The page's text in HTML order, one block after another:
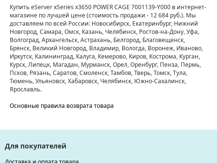
Купить eServer xSeries x3650 POWER CAGE 7001139-Y000 в интернет-
магазине по лучшей цене(стоимость продажи - 12 684 руб.). Мы
доставляем по всей России: Новосибирск, Екатеринбург, Нижний
Новгород, Самара, Омск, Казань, Челябинск, Ростов-на-Дону, Уфа,
Волгоград, Архангельск, Астрахань, Белгород, Благовещенск,
Брянск, Великий Новгород, Владимир, Вологда, Воронеж, Иваново,
Иркутск, Калининград, Калуга, Кемерово, Киров, Кострома, Курган,
Курск, Липецк, Магадан, Мурманск, Орел, Оренбург, Пенза, Пермь,
Псков, Рязань, Саратов, Смоленск, Тамбов, Тверь, Томск, Тула,
Тюмень, Ульяновск, Хабаровск, Челябинск, Южно-Сахалинск,
Ярославль.
Основные правила возврата товара
Для покупателей